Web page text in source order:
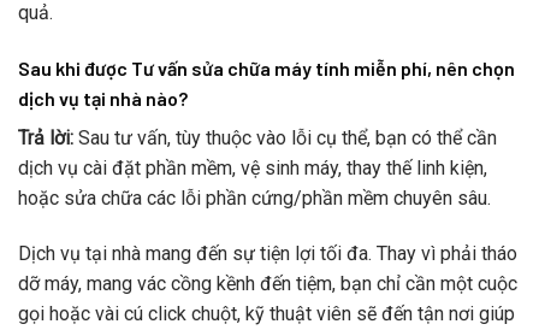
quả.
Sau khi được Tư vấn sửa chữa máy tính miễn phí, nên chọn
dịch vụ tại nhà nào?
Trả lời: Sau tư vấn, tùy thuộc vào lỗi cụ thể, bạn có thể cần
dịch vụ cài đặt phần mềm, vệ sinh máy, thay thế linh kiện,
hoặc sửa chữa các lỗi phần cứng/phần mềm chuyên sâu.
Dịch vụ tại nhà mang đến sự tiện lợi tối đa. Thay vì phải tháo
dỡ máy, mang vác cồng kềnh đến tiệm, bạn chỉ cần một cuộc
gọi hoặc vài cú click chuột, kỹ thuật viên sẽ đến tận nơi giúp